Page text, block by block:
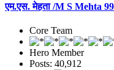
एम.एस. मेहता /M S Mehta
Core Team
Hero Member
Posts: 40,912